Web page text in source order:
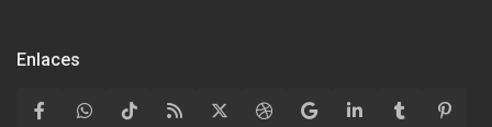
Enlaces